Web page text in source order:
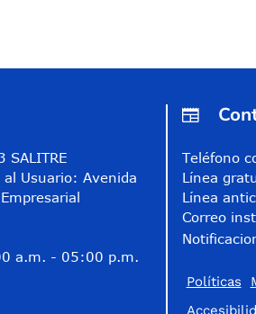
SALITRE
Usuario: Avenida
a.m. - 05:00 p.m.
Teléfono
Línea
Línea
Correo
Políticas